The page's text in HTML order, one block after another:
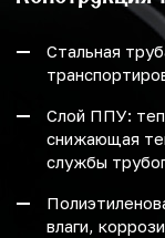
Стальная
Слой ППУ:
снижающая
службы
влаги,